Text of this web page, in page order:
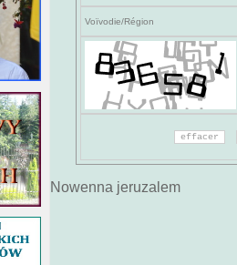
Voïvodie/Région
Nowenna jeruzalem